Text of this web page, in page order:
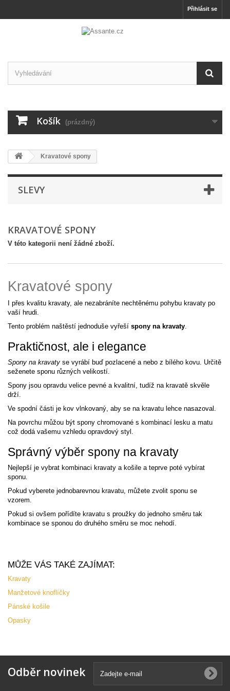
Přihlásit se
Košík (prázdný)
Kravatové spony
SLEVY
KRAVATOVÉ SPONY
V této kategorii není žádné zboží.
Kravatové spony
I přes kvalitu kravaty, ale nezabráníte nechtěnému pohybu kravaty po
vaší hrudi.
Tento problém naštěstí jednoduše vyřeší spony na kravaty.
Praktičnost, ale i elegance
Spony na kravaty se vyrábí buď pozlacené a nebo z bílého kovu. Určitě
seženete sponu různých velikostí.
Spony jsou opravdu velice pevné a kvalitní, tudíž na kravatě skvěle
drží.
Ve spodní části je kov vlnkovaný, aby se na kravatu lehce nasazoval.
Na povrchu můžou být spony chromované s kombinací lesku a matu
což dodá vašemu vzhledu opravdový styl.
Správný výběr spony na kravaty
Nejlepší je vybrat kombinaci kravaty a košile a teprve poté vybírat
sponu.
Pokud vyberete jednobarevnou kravatu, můžete zvolit sponu se
vzorem.
Pokud si ovšem pořídíte kravatu s proužky do jednoho směru tak
kombinace se sponou do druhého směru se moc nehodí.
MŮŽE VÁS TAKÉ ZAJÍMAT:
Kravaty
Manžetové knoflíčky
Pánské košile
Opasky
Odběr novinek